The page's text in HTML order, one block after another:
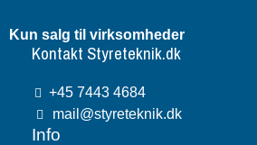
Kun salg til virksomheder
Kontakt Styreteknik.dk
+45 7443 4684
mail@styreteknik.dk
Info